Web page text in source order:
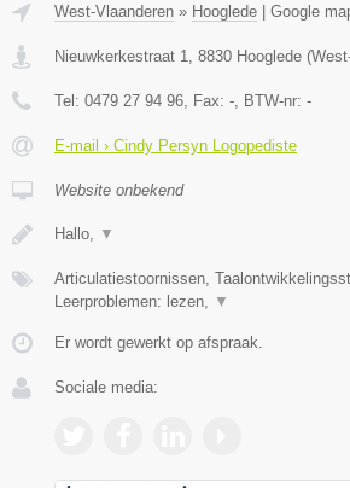
West-Vlaanderen » Hooglede | Google
Nieuwkerkestraat 1 8830 Hooglede (
Tel: 0479 27 94 96 , Fax: - , BTW-nr: -
E-mail › Cindy Persyn Logopediste
Website onbekend
Hallo, ▼
Articulatiestoornissen,
Leerproblemen: lezen,
▼
Er wordt gewerkt op afspraak.
Sociale media: